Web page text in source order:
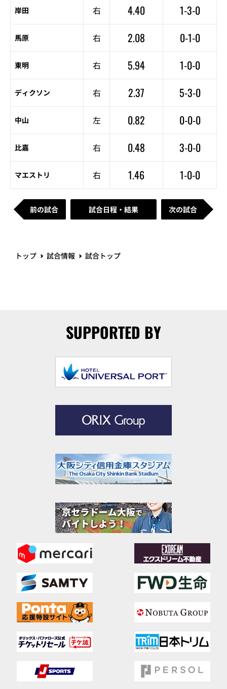
岸田 右 4.40 1-3-0
馬原 右 2.08 0-1-0
東明 右 5.94 1-0-0
ディクソン 右 2.37 5-3-0
中山 左 0.82 0-0-0
比嘉 右 0.48 3-0-0
マエストリ 右 1.46 1-0-0
前の試合 試合日程・結果 次の試合
トップ 試合情報 試合トップ
SUPPORTED BY